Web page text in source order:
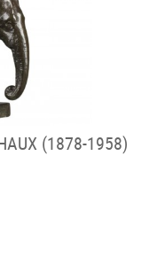
(1878-1958)